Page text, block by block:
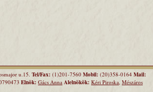
u.15. Tel/Fax: (1)201-7560 Mobil: (20)358-0164 Mail:
Elnök: Gács Anna Alelnökök: Kéri Piroska, Mészáros